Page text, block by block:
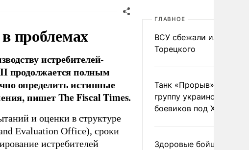
проблемах
истребителей-
продолжается полным
определить истинные
пишет The Fiscal Times.
и оценки в структуре
Evaluation Office), сроки
истребителей
ГЛАВНОЕ
ВСУ сбежали из
Торецкого
Танк «Прорыв»
группу украинских
боевиков под
Здоровые бойцы ВСУ